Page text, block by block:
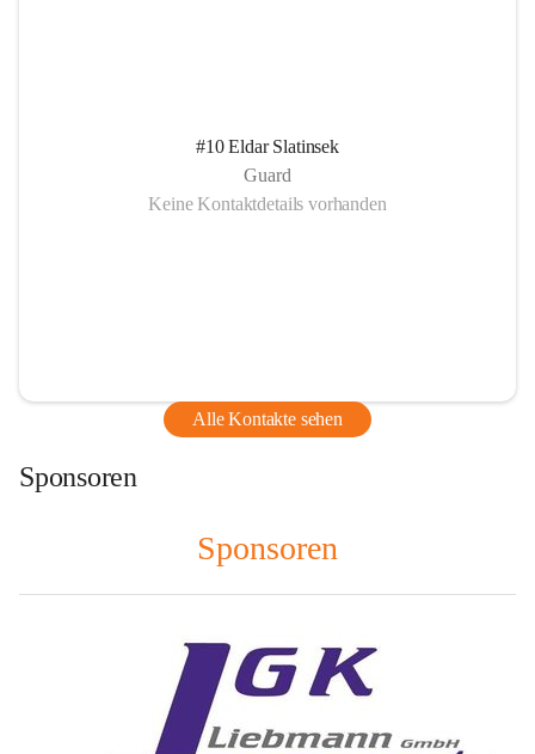
#10 Eldar Slatinsek
Guard
Keine Kontaktdetails vorhanden
Alle Kontakte sehen
Sponsoren
Sponsoren